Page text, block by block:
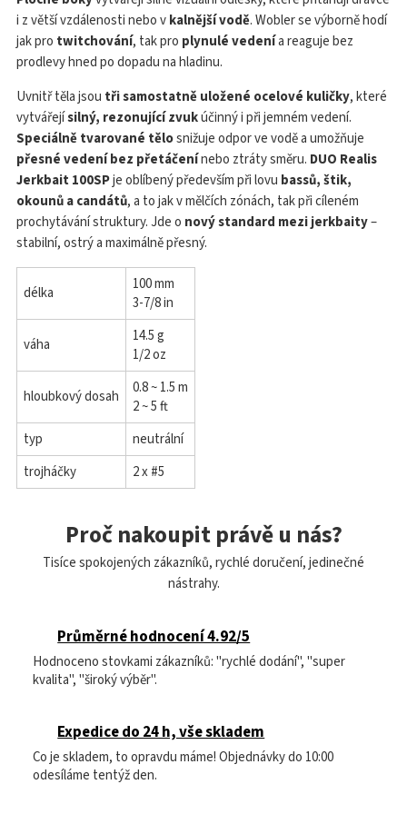
i z větší vzdálenosti nebo vkalnější vodě. Wobler se výborně hodí
jak pro twitchování, tak pro plynulé vedenía reaguje bez
prodlevy hned po dopadu na hladinu.
Uvnitř těla jsou tři samostatně uložené ocelové kuličky, které
vytvářejísilný, rezonující zvukúčinný i při jemném vedení.
Speciálně tvarované tělosnižuje odpor ve vodě a umožňuje
přesné vedení bez přetáčenínebo ztráty směru. DUO Realis
Jerkbait 100SPje oblíbený především při lovu bassů, štik,
okounů a candátů, a to jak v mělčích zónách, tak při cíleném
prochytávání struktury. Jde o nový standard mezi jerkbaity–
stabilní, ostrý a maximálně přesný.
délka
100 mm
3-7/8 in
váha
14.5 g
1/2 oz
hloubkový dosah
0.8 ~ 1.5 m
2 ~ 5 ft
typ
neutrální
trojháčky
2 x #5
Proč nakoupit právě u nás?
Tisíce spokojených zákazníků, rychlé doručení, jedinečné
nástrahy.
Průměrné hodnocení 4.92/5
Hodnoceno stovkami zákazníků: "rychlé dodání", "super
kvalita", "široký výběr".
Expedice do 24 h, vše skladem
Co je skladem, to opravdu máme! Objednávky do 10:00
odesíláme tentýž den.